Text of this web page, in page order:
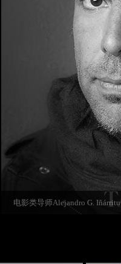
电影类导师Alejandro G.